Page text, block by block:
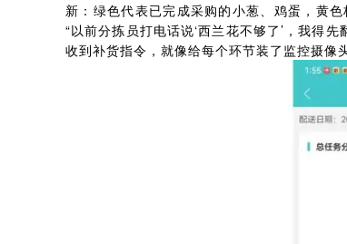
新：绿色代表已完成采购的小葱、鸡蛋，黄
“以前分拣员打电话说‘西兰花不够了’，我得
收到补货指令，就像给每个环节装了监控摄像